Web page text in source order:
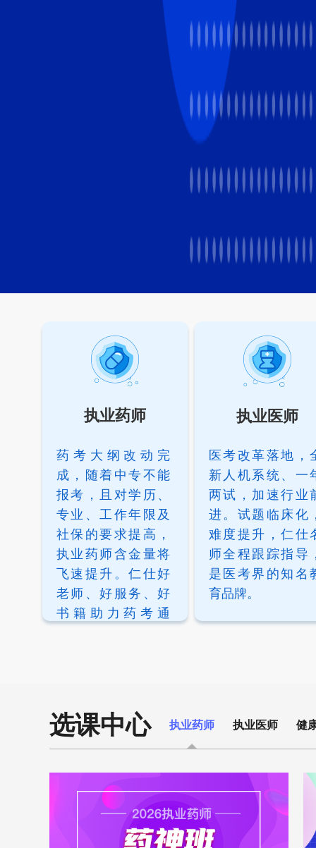
执业药师
药考大纲改动完
成，随着中专不能
报考，且对学历、
专业、工作年限及
社保的要求提高，
执业药师含金量将
飞速提升。仁仕好
老师、好服务、好
书籍助力药考通
执业医师
医考改革落地，
新人机系统、一
两试，加速行业
进。试题临床化
难度提升，仁仕
师全程跟踪指导
是医考界的知名
育品牌。
选课中心 执业药师 执业医师 健